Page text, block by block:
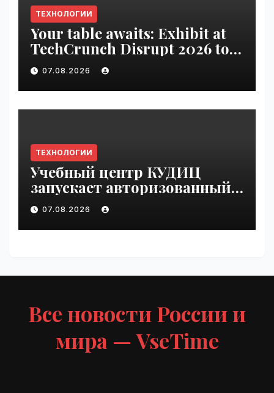
ТЕХНОЛОГИИ
Your table awaits: Exhibit at
TechCrunch Disrupt 2026 to
be seen by thousands |
VseTime.ru
07.08.2026
ТЕХНОЛОГИИ
Учебный центр КУДИЦ
запускает авторизованный
курс по
администрированию Mind
Migrate#guest | VseTime.ru
07.08.2026
Все новости России и
мира — VseTime